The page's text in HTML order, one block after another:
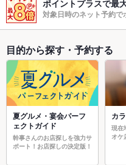
ポイントプラスで最
対象日時のネット予約で
目的から探す・予約する
夏グルメ・宴会パーフ
ェクトガイド
幹事さんのお店探しを強力サ
ポート！お店探しの決定版！
カ
現在
オケ